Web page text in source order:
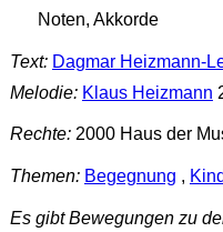
Noten, Akkorde
Text: Dagmar Heizmann-
Melodie: Klaus Heizmann
Rechte:2000 Haus der
Themen: Begegnung ,
Es gibt Bewegungen zu